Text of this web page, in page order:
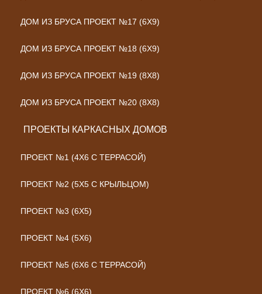
ДОМ ИЗ БРУСА ПРОЕКТ №17 (6Х9)
ДОМ ИЗ БРУСА ПРОЕКТ №18 (6Х9)
ДОМ ИЗ БРУСА ПРОЕКТ №19 (8Х8)
ДОМ ИЗ БРУСА ПРОЕКТ №20 (8Х8)
ПРОЕКТЫ КАРКАСНЫХ ДОМОВ
ПРОЕКТ №1 (4Х6 С ТЕРРАСОЙ)
ПРОЕКТ №2 (5Х5 С КРЫЛЬЦОМ)
ПРОЕКТ №3 (6Х5)
ПРОЕКТ №4 (5Х6)
ПРОЕКТ №5 (6Х6 С ТЕРРАСОЙ)
ПРОЕКТ №6 (6Х6)